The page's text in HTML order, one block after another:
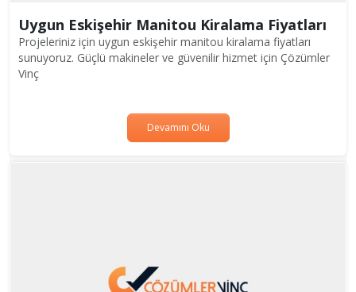
Uygun Eskişehir Manitou Kiralama Fiyatları
Projeleriniz için uygun eskişehir manitou kiralama fiyatları
sunuyoruz. Güçlü makineler ve güvenilir hizmet için Çözümler
Vinç
Devamını Oku